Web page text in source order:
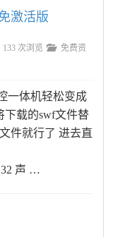
激活版
133 次浏览
免费资
一体机轻松变成
下载的swf文件替
件就行了 进去直
声 …